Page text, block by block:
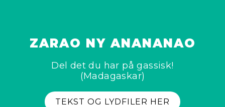
ZARAO NY ANANANAO
Del det du har på gassisk!
(Madagaskar)
TEKST OG LYDFILER HER